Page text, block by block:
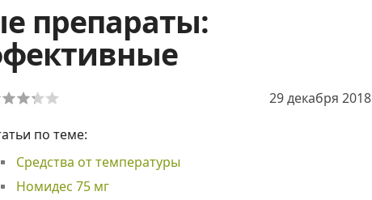
препараты:
29 декабря 2018
по теме:
Средства от температуры
Номидес 75 мг